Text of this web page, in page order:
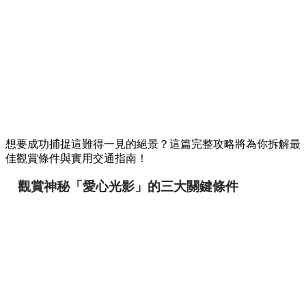
想要成功捕捉這難得一見的絕景？這篇完整攻略將為你拆解最
佳觀賞條件與實用交通指南！
觀賞神秘「愛心光影」的三大關鍵條件